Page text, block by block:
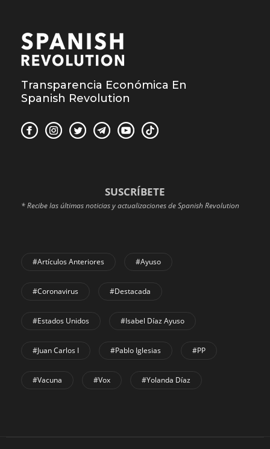
Transparencia Económica En
Spanish Revolution
SUSCRÍBETE
* Recibe las últimas noticias y actualizaciones de Spanish Revolution
#Artículos Anteriores #Ayuso
#coronavirus #Destacada
#Estados Unidos #Isabel Díaz Ayuso
#Juan Carlos I #Pablo Iglesias #PP
#Vacuna #Vox #Yolanda Díaz